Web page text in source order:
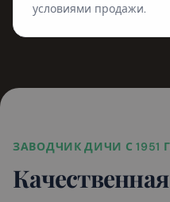
условиями продажи.
ЗАВОДЧИК ДИЧИ С 1951